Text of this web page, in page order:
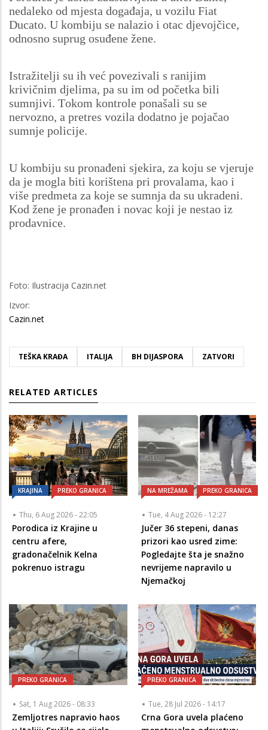
nedaleko od mjesta događaja, u vozilu Fiat
Ducato. U kombiju se nalazio i otac djevojčice,
odnosno suprug osuđene žene.
Istražitelji su ih već povezivali s ranijim
krivičnim djelima, pa su im od početka bili
sumnjivi. Tokom kontrole ponašali su se
nervozno, a pretres vozila dodatno je pojačao
sumnje policije.
U kombiju su pronađeni sjekira, za koju se vjeruje
da je mogla biti korištena pri provalama, kao i
više predmeta za koje se sumnja da su ukradeni.
Kod žene je pronađen i novac koji je nestao iz
prodavnice.
Foto: Ilustracija Cazin.net
Izvor:
Cazin.net
TEŠKA KRAĐA ITALIJA BH DIJASPORA ZATVORI
RELATED ARTICLES
KRAJINA PREKO GRANICA
Thu, 6 Aug 2026 - 22:05
Porodica iz Krajine u
centru afere,
gradonačelnik Kelna
pokrenuo istragu
NA MREŽAMA PREKO GRANICA
Tue, 4 Aug 2026 - 12:27
Jučer 36 stepeni, danas
prizori kao usred zime:
Pogledajte šta je snažno
nevrijeme napravilo u
Njemačkoj
PREKO GRANICA
Sat, 1 Aug 2026 - 08:33
Zemljotres napravio haos
PREKO GRANICA
Tue, 28 Jul 2026 - 14:17
Crna Gora uvela plaćeno